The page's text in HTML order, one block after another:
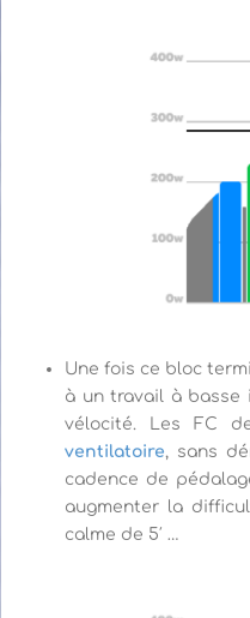
Une fois ce bloc
à un travail à basse
vélocité. Les FC
ventilatoire, sans
cadence de
augmenter la
calme de 5′ …